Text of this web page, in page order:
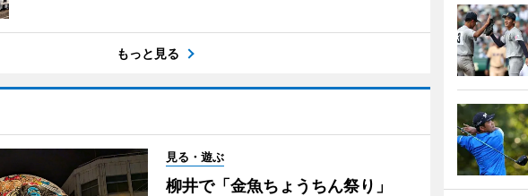
もっと見る
見る・遊ぶ
柳井で「金魚ちょうちん祭り」